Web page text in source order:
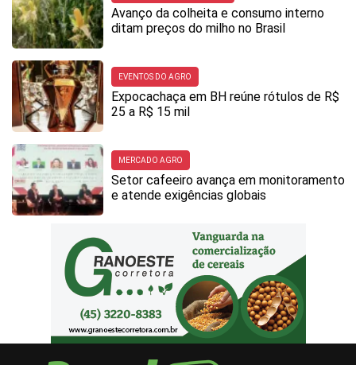
Avanço da colheita e consumo interno
ditam preços do milho no Brasil
EVENTOS DO AGRO
Expocachaça em BH reúne rótulos de R$
25 a R$ 15 mil
MERCADO AGRO
Setor cafeeiro avança em monitoramento
e atende exigências globais